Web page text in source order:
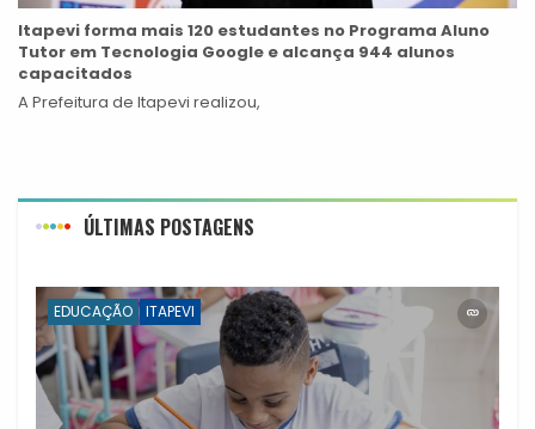
Itapevi forma mais 120 estudantes no Programa Aluno
Tutor em Tecnologia Google e alcança 944 alunos
capacitados
A Prefeitura de Itapevi realizou,
ÚLTIMAS POSTAGENS
EDUCAÇÃO ITAPEVI